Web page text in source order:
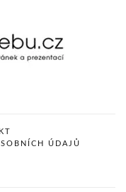
ÚDAJŮ